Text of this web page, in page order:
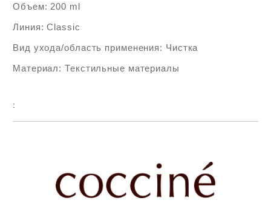
Объем: 200 ml
Линия: Classic
Вид ухода/область применения: Чистка
Материал: Текстильные материалы
: